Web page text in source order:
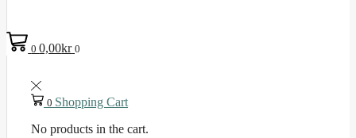
00,00kr 0
0 Shopping Cart
No products in the cart.